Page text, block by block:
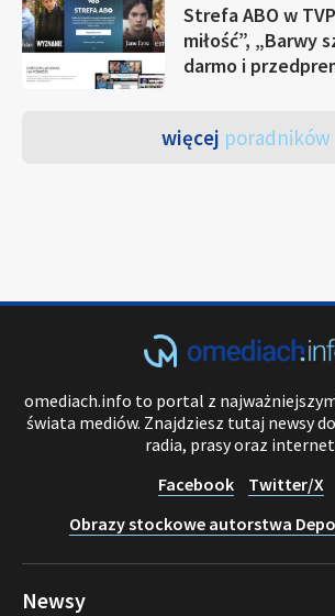
Strefa ABO w
miłość”, „Barwy
darmo i
więcej poradników
omediach.info to portal z
świata mediów. Znajdziesz tutaj newsy
radia, prasy oraz
Facebook
Twitter/X
Obrazy stockowe autorstwa
Newsy